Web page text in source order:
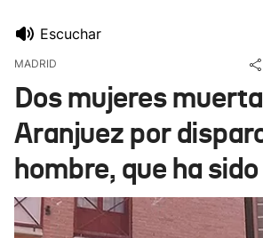
Ikusmiran
Eguraldia
Escuchar
MADRID
Dos mujeres
Aranjuez por
hombre, que ha